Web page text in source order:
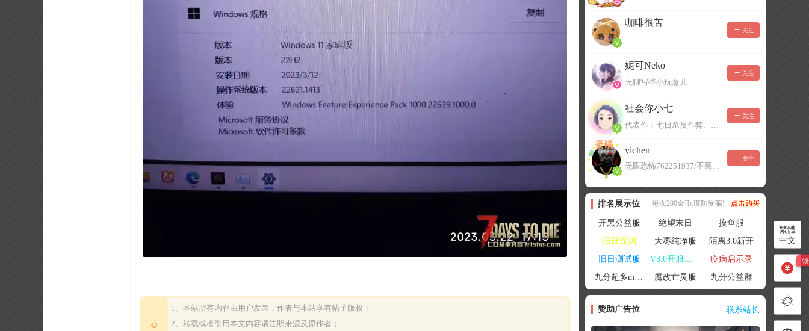
©
1、本站所有内容由用户发表，作者与本站享有帖子版权；
2、转载或者引用本文内容请注明来源及原作者；
咖啡很苦
关注
妮可Neko
无聊写些小玩意儿
关注
社会你小七
代表作：七日杀反作弊、七日杀云黑、七日杀BOT、七日杀云商城
关注
yichen
无限恐怖762251937/不死者末日1080207504
关注
排名展示位 每次200金币,谨防受骗! 点击购买
开黑公益服 绝望末日
摸鱼服
旧日深渊
大枣纯净服
陌离3.0新开
旧日测试服
V3.0开服联机
疫病启示录
九分超多mod群
魔改亡灵服 九分公益群
赞助广告位 联系站长
繁體
中文